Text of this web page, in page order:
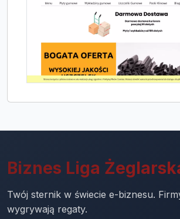
Biznes Liga
Twój sternik w świecie e-biznesu.
wygrywają regaty.